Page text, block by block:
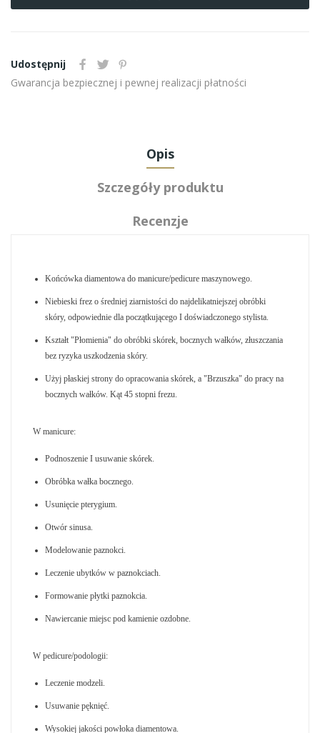
Udostępnij
Gwarancja bezpiecznej i pewnej realizacji płatności
Opis
Szczegóły produktu
Recenzje
Końcówka diamentowa do manicure/pedicure maszynowego.
Niebieski frez o średniej ziarnistości do najdelikatniejszej obróbki
skóry, odpowiednie dla początkującego I doświadczonego stylista.
Kształt "Płomienia" do obróbki skórek, bocznych wałków, złuszczania
bez ryzyka uszkodzenia skóry.
Użyj płaskiej strony do opracowania skórek, a "Brzuszka" do pracy na
bocznych wałków. Kąt 45 stopni frezu.
W manicure:
Podnoszenie I usuwanie skórek.
Obróbka wałka bocznego.
Usunięcie pterygium.
Otwór sinusa.
Modelowanie paznokci.
Leczenie ubytków w paznokciach.
Formowanie płytki paznokcia.
Nawiercanie miejsc pod kamienie ozdobne.
W pedicure/podologii:
Leczenie modzeli.
Usuwanie pęknięć.
Wysokiej jakości powłoka diamentowa.